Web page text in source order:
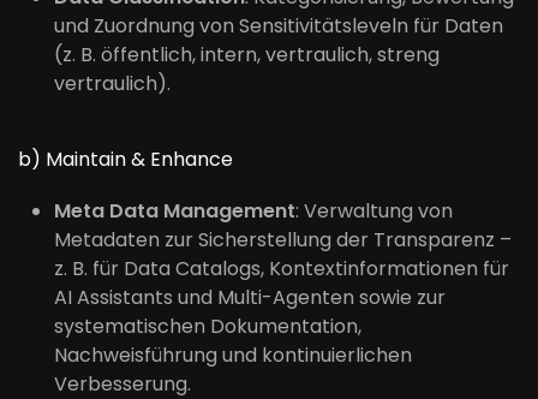
und Zuordnung von Sensitivitätsleveln für Daten
(z. B. öffentlich, intern, vertraulich, streng
vertraulich).
b) Maintain & Enhance
Meta Data Management: Verwaltung von
Metadaten zur Sicherstellung der Transparenz –
z. B. für Data Catalogs, Kontextinformationen für
AI Assistants und Multi-Agenten sowie zur
systematischen Dokumentation,
Nachweisführung und kontinuierlichen
Verbesserung.